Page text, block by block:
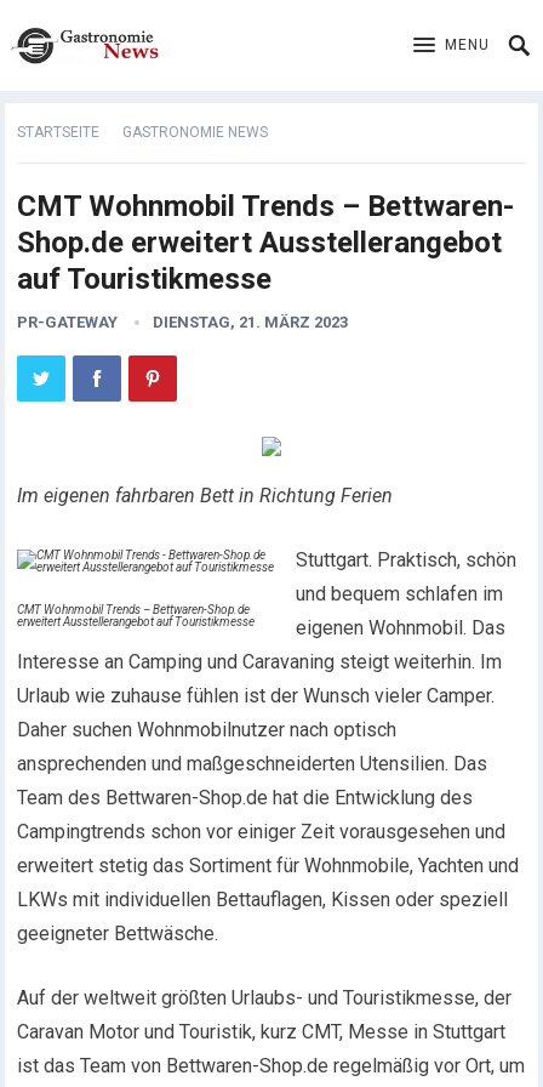
MENU
STARTSEITE GASTRONOMIE NEWS
CMT Wohnmobil Trends – Bettwaren-
Shop.de erweitert Ausstellerangebot
auf Touristikmesse
PR-GATEWAY DIENSTAG, 21. MÄRZ 2023
Im eigenen fahrbaren Bett in Richtung Ferien
CMT Wohnmobil Trends – Bettwaren-Shop.de
erweitert Ausstellerangebot auf Touristikmesse
Stuttgart. Praktisch, schön
und bequem schlafen im
eigenen Wohnmobil. Das
Interesse an Camping und Caravaning steigt weiterhin. Im
Urlaub wie zuhause fühlen ist der Wunsch vieler Camper.
Daher suchen Wohnmobilnutzer nach optisch
ansprechenden und maßgeschneiderten Utensilien. Das
Team des Bettwaren-Shop.de hat die Entwicklung des
Campingtrends schon vor einiger Zeit vorausgesehen und
erweitert stetig das Sortiment für Wohnmobile, Yachten und
LKWs mit individuellen Bettauflagen, Kissen oder speziell
geeigneter Bettwäsche.
Auf der weltweit größten Urlaubs- und Touristikmesse, der
Caravan Motor und Touristik, kurz CMT, Messe in Stuttgart
ist das Team von Bettwaren-Shop.de regelmäßig vor Ort, um